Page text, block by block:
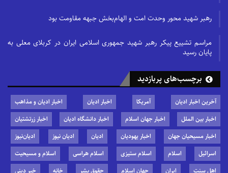
رهبر شهید محور وحدت امت و الهام‌بخش جبهه مقاومت بود
مراسم تشییع پیکر رهبر شهید جمهوری اسلامی ایران در کربلای معلی به
پایان رسید
برچسب‌های پربازدید
آخرین اخبار ادیان آمریکا اخبار ادیان
اخبار ادیان و مذاهب
اخبار بین الملل
اخبار جهان اسلام اخبار دانشگاه ادیان
اخبار زرتشتیان
اخبار مسیحیان جهان
اخبار یهودیان ادیان ادیان نیوز
ادیان‌نیوز
اسرائیل
اسلام اسلام ستیزی اسلام هراسی
اسلام و مسیحیت
اهل سنت
ایران جهان اسلام حقوق بشر خانه خبر دینی